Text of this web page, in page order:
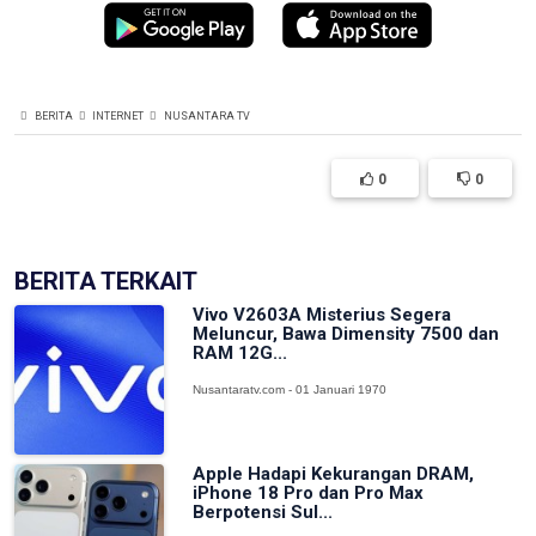
BERITA INTERNET NUSANTARA TV
0 0
BERITA TERKAIT
Vivo V2603A Misterius Segera
Meluncur, Bawa Dimensity 7500 dan
RAM 12G...
Nusantaratv.com - 01 Januari 1970
Apple Hadapi Kekurangan DRAM,
iPhone 18 Pro dan Pro Max
Berpotensi Sul...